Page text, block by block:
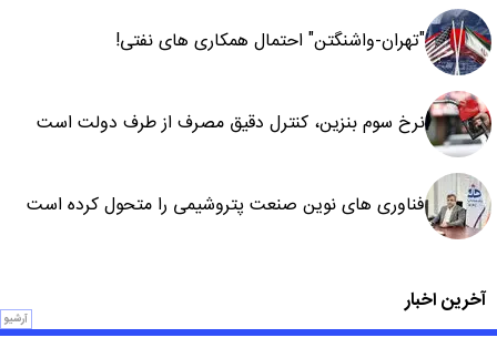
"تهران-واشنگتن" احتمال همکاری های نفتی!
نرخ سوم بنزین، کنترل دقیق مصرف از طرف دولت است
فناوری های نوین صنعت پتروشیمی را متحول کرده است
آخرین اخبار
آرشیو